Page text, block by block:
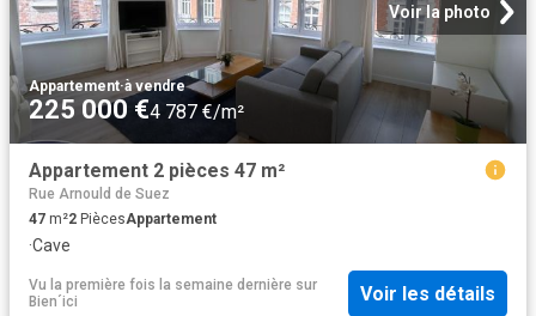
Voir la photo
Appartement·à vendre
225 000 €4 787 €/m²
Appartement 2 pièces 47 m²
Rue Arnould de Suez
47 m²2 PiècesAppartement
·Cave
Vu la première fois la semaine dernière sur
Bien´ici
Voir les détails